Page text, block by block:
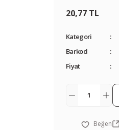
20,77 TL
Kategori
Barkod
Fiyat